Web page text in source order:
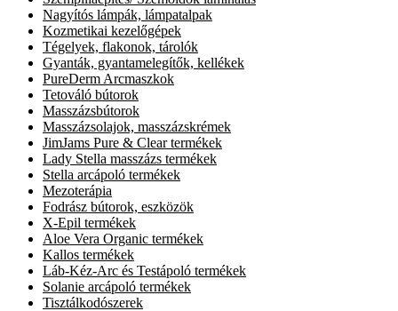
Nagyítós lámpák, lámpatalpak
Kozmetikai kezelőgépek
Tégelyek, flakonok, tárolók
Gyanták, gyantamelegítők, kellékek
PureDerm Arcmaszkok
Tetováló bútorok
Masszázsbútorok
Masszázsolajok, masszázskrémek
JimJams Pure & Clear termékek
Lady Stella masszázs termékek
Stella arcápoló termékek
Mezoterápia
Fodrász bútorok, eszközök
X-Epil termékek
Aloe Vera Organic termékek
Kallos termékek
Láb-Kéz-Arc és Testápoló termékek
Solanie arcápoló termékek
Tisztálkodószerek